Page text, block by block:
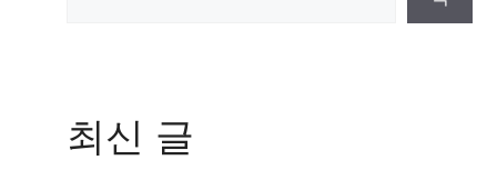
최신 글